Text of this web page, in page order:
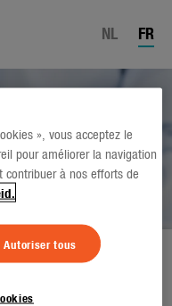
NL FR
», vous acceptez le
pour améliorer la navigation
à nos efforts de
Autoriser tous